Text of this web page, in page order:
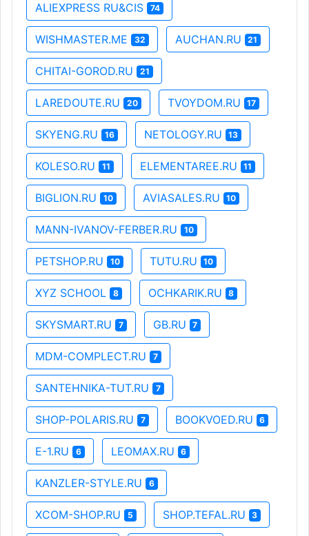
ALIEXPRESS RU&CIS 74
WISHMASTER.ME 32 AUCHAN.RU 21
CHITAI-GOROD.RU 21
LAREDOUTE.RU 20 TVOYDOM.RU 17
SKYENG.RU 16 NETOLOGY.RU 13
KOLESO.RU 11 ELEMENTAREE.RU 11
BIGLION.RU 10 AVIASALES.RU 10
MANN-IVANOV-FERBER.RU 10
PETSHOP.RU 10 TUTU.RU 10
XYZ SCHOOL 8 OCHKARIK.RU 8
SKYSMART.RU 7 GB.RU 7
MDM-COMPLECT.RU 7
SANTEHNIKA-TUT.RU 7
SHOP-POLARIS.RU 7 BOOKVOED.RU 6
E-1.RU 6 LEOMAX.RU 6
KANZLER-STYLE.RU 6
XCOM-SHOP.RU 5 SHOP.TEFAL.RU 3